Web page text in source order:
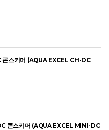
콘스키머 (AQUA EXCEL CH-DC
콘스키머 (AQUA EXCEL MINI-DC